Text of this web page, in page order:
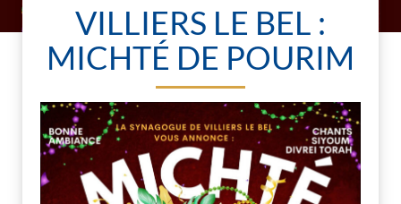
VILLIERS LE BEL :
MICHTÉ DE POURIM